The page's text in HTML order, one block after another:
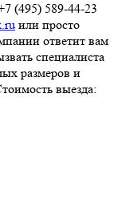
(495) 589-44-23
или просто
ответит вам
специалиста
размеров и
выезда: